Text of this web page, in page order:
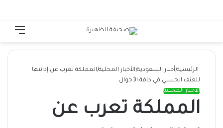
تسجيل الدخول
الرئيسية|أخبار السعودية|الأخبار المحلية|المملكة تعرب عن إدانتها
للعنف الجنسي في كافة الأحوال
الأخبار المحلية
المملكة تعرب عن